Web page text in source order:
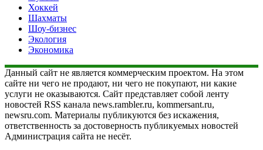
Хоккей
Шахматы
Шоу-бизнес
Экология
Экономика
Данный сайт не является коммерческим проектом. На этом
сайте ни чего не продают, ни чего не покупают, ни какие
услуги не оказываются. Сайт представляет собой ленту
новостей RSS канала news.rambler.ru, kommersant.ru,
newsru.com. Материалы публикуются без искажения,
ответственность за достоверность публикуемых новостей
Администрация сайта не несёт.